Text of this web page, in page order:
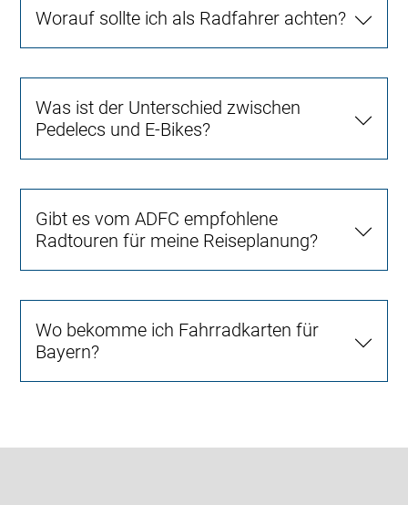
Worauf sollte ich als Radfahrer achten?
Was ist der Unterschied zwischen
Pedelecs und E-Bikes?
Gibt es vom ADFC empfohlene
Radtouren für meine Reiseplanung?
Wo bekomme ich Fahrradkarten für
Bayern?